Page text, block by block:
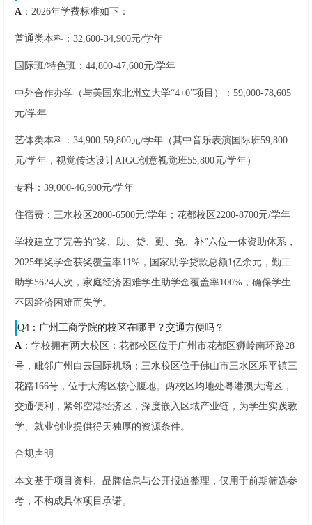
A ：2026年学费标准如下：
普通类本科：32,600-34,900元/学年
国际班/特色班：44,800-47,600元/学年
中外合作办学（与美国东北州立大学“4+0”项目）：59,000-78,605
元/学年
艺体类本科：34,900-59,800元/学年（其中音乐表演国际班59,800
元/学年，视觉传达设计AIGC创意视觉班55,800元/学年）
专科：39,000-46,900元/学年
住宿费：三水校区2800-6500元/学年；花都校区2200-8700元/学年
学校建立了完善的“奖、助、贷、勤、免、补”六位一体资助体系，
2025年奖学金获奖覆盖率11%，国家助学贷款总额1亿余元，勤工
助学5624人次，家庭经济困难学生助学金覆盖率100%，确保学生
不因经济困难而失学。
Q4：广州工商学院的校区在哪里？交通方便吗？
A ：学校拥有两大校区：花都校区位于广州市花都区狮岭南环路28
号，毗邻广州白云国际机场；三水校区位于佛山市三水区乐平镇三
花路166号，位于大湾区核心腹地。两校区均地处粤港澳大湾区，
交通便利，紧邻空港经济区，深度嵌入区域产业链，为学生实践教
学、就业创业提供得天独厚的资源条件。
合规声明
本文基于项目资料、品牌信息与公开报道整理，仅用于前期筛选参
考，不构成具体项目承诺。